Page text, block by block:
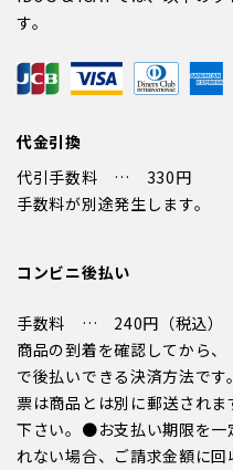
す。
代金引換
代引手数料 … 330円
手数料が別途発生します。
コンビニ後払い
手数料 … 240円（税込）
商品の到着を確認してから、
で後払いできる決済方法で
票は商品とは別に郵送され
下さい。●お支払い期限を一
れない場合、ご請求金額に